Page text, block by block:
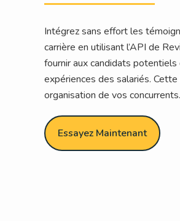
Intégrez sans effort les
carrière en utilisant l’API de
fournir aux candidats potentiels
expériences des salariés.
organisation de vos concurrents.
Essayez Maintenant